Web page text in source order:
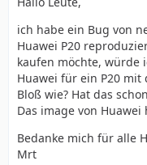
ich habe ein Bug von
Huawei P20
kaufen möchte, würde
Huawei für ein P20
Bloß wie? Hat das
Das image von
Bedanke mich für alle
Mrt